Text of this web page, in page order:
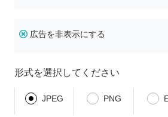
広告を非表示にする
形式を選択してください
JPEG PNG